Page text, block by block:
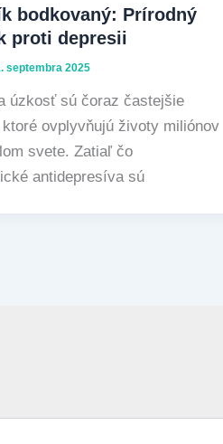
bodkovaný: Prírodný
proti depresii
septembra 2025
úzkosť sú čoraz častejšie
ktoré ovplyvňujú životy miliónov
svete. Zatiaľ čo
antidepresíva sú